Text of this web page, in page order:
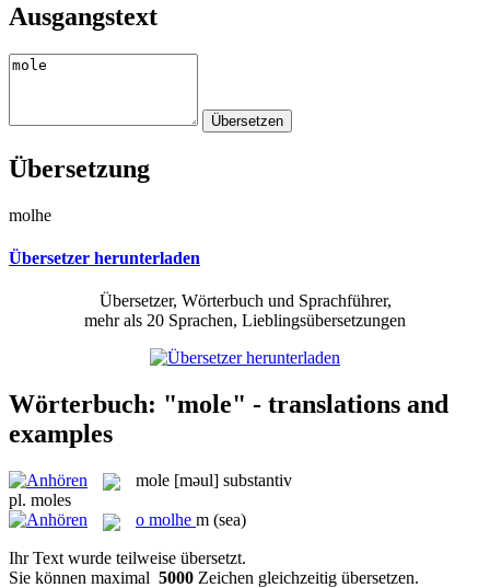
Ausgangstext
Übersetzung
molhe
Übersetzer herunterladen
Übersetzer, Wörterbuch und Sprachführer,
mehr als 20 Sprachen, Lieblingsübersetzungen
Wörterbuch: "mole" - translations and
examples
mole [məul] substantiv
pl. moles
o molhe m (sea)
Ihr Text wurde teilweise übersetzt.
Sie können maximal 5000 Zeichen gleichzeitig übersetzen.